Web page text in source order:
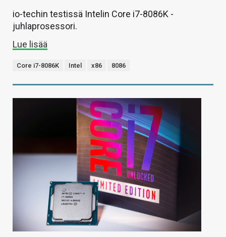
io-techin testissä Intelin Core i7-8086K -
juhlaprosessori.
Lue lisää
Core i7-8086K Intel x86 8086